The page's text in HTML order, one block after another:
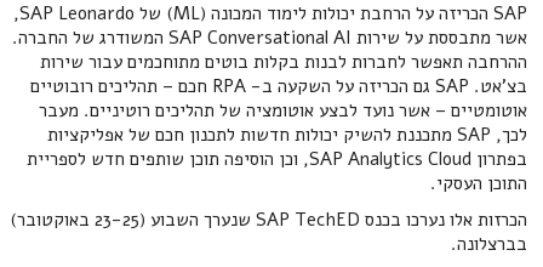
SAP הכריזה על הרחבת יכולות לימוד המכונה (ML) של SAP Leonardo,
אשר מתבססת על שירות SAP Conversational AI המשודרג של החברה.
ההרחבה תאפשר לחברות לבנות בקלות בוטים מתוחכמים עבור שירות
בצ'אט. SAP גם הכריזה על השקעה ב- RPA חכם – תהליכים רובוטיים
אוטומטיים – אשר נועד לבצע אוטומציה של תהליכים רוטיניים. מעבר
לכך, SAP מתכננת להשיק יכולות חדשות לתכנון חכם של אפליקציות
בפתרון SAP Analytics Cloud, וכן הוסיפה תוכן שותפים חדש לספריית
התוכן העסקי.
הכרזות אלו נערכו בכנס SAP TechED שנערך השבוע (23-25 באוקטובר)
בברצלונה.